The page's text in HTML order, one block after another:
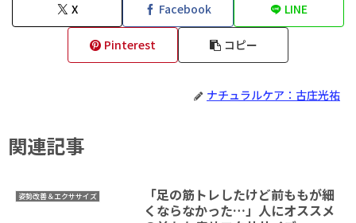
X
Facebook LINE
Pinterest コピー
ナチュラルケア：古庄光祐
関連記事
姿勢改善＆エクササイズ
「足の筋トレしたけど前ももが細
くならなかった…」人にオススメ